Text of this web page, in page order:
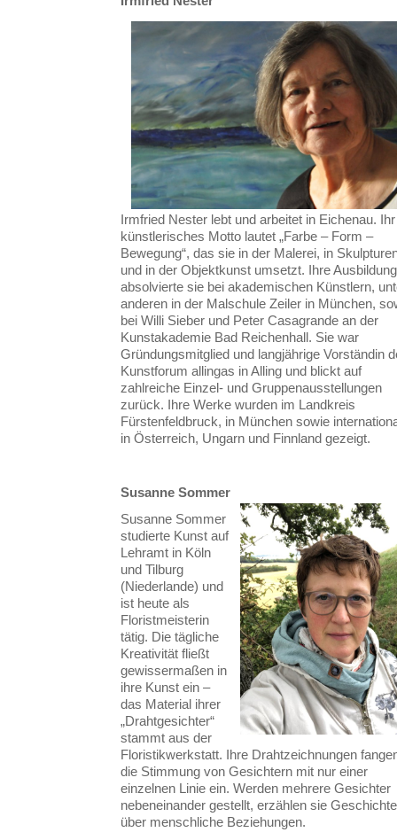
Irmfried Nester lebt und arbeitet in Eichenau. Ihr
künstlerisches Motto lautet „Farbe – Form –
Bewegung“, das sie in der Malerei, in
und in der Objektkunst umsetzt. Ihre Ausbildung
absolvierte sie bei akademischen Künstlern,
anderen in der Malschule Zeiler in München,
bei Willi Sieber und Peter Casagrande an der
Kunstakademie Bad Reichenhall. Sie war
Gründungsmitglied und langjährige Vorständin
Kunstforum allingas in Alling und blickt auf
zahlreiche Einzel- und Gruppenausstellungen
zurück. Ihre Werke wurden im Landkreis
Fürstenfeldbruck, in München sowie
in Österreich, Ungarn und Finnland gezeigt.
Susanne Sommer
Susanne Sommer
studierte Kunst auf
Lehramt in Köln
und Tilburg
(Niederlande) und
ist heute als
Floristmeisterin
tätig. Die tägliche
Kreativität fließt
gewissermaßen in
ihre Kunst ein –
das Material ihrer
„Drahtgesichter“
stammt aus der
Floristikwerkstatt. Ihre Drahtzeichnungen
die Stimmung von Gesichtern mit nur einer
einzelnen Linie ein. Werden mehrere Gesichter
nebeneinander gestellt, erzählen sie
über menschliche Beziehungen.